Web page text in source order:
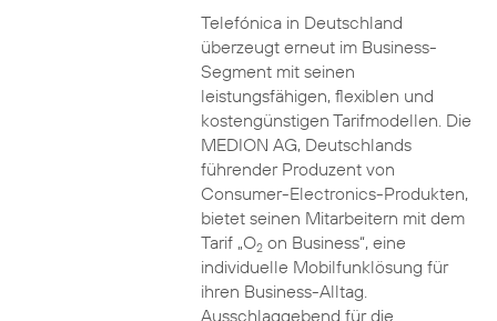
Telefónica in Deutschland
überzeugt erneut im Business-
Segment mit seinen
leistungsfähigen, flexiblen und
kostengünstigen Tarifmodellen. Die
MEDION AG, Deutschlands
führender Produzent von
Consumer-Electronics-Produkten,
bietet seinen Mitarbeitern mit dem
Tarif „O2on Business“, eine
individuelle Mobilfunklösung für
ihren Business-Alltag.
Ausschlaggebend für die